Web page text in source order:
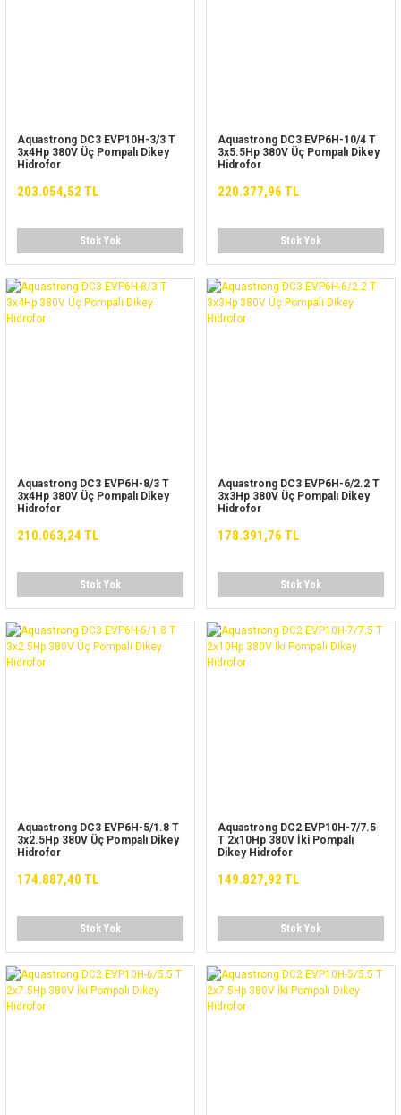
Aquastrong DC3 EVP10H-3/3 T
3x4Hp 380V Üç Pompalı Dikey
Hidrofor
203.054,52 TL
Stok Yok
Aquastrong DC3 EVP6H-10/4 T
3x5.5Hp 380V Üç Pompalı Dikey
Hidrofor
220.377,96 TL
Stok Yok
Aquastrong DC3 EVP6H-8/3 T
3x4Hp 380V Üç Pompalı Dikey
Hidrofor
210.063,24 TL
Stok Yok
Aquastrong DC3 EVP6H-6/2.2 T
3x3Hp 380V Üç Pompalı Dikey
Hidrofor
178.391,76 TL
Stok Yok
Aquastrong DC3 EVP6H-5/1.8 T
3x2.5Hp 380V Üç Pompalı Dikey
Hidrofor
174.887,40 TL
Stok Yok
Aquastrong DC2 EVP10H-7/7.5
T 2x10Hp 380V İki Pompalı
Dikey Hidrofor
149.827,92 TL
Stok Yok